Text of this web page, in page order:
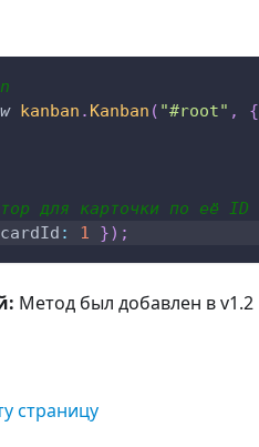
kanban . Kanban ( "#root" ,
{
для карточки по её ID
cardId : 1 }) ;
Метод был добавлен в v1.2
страницу